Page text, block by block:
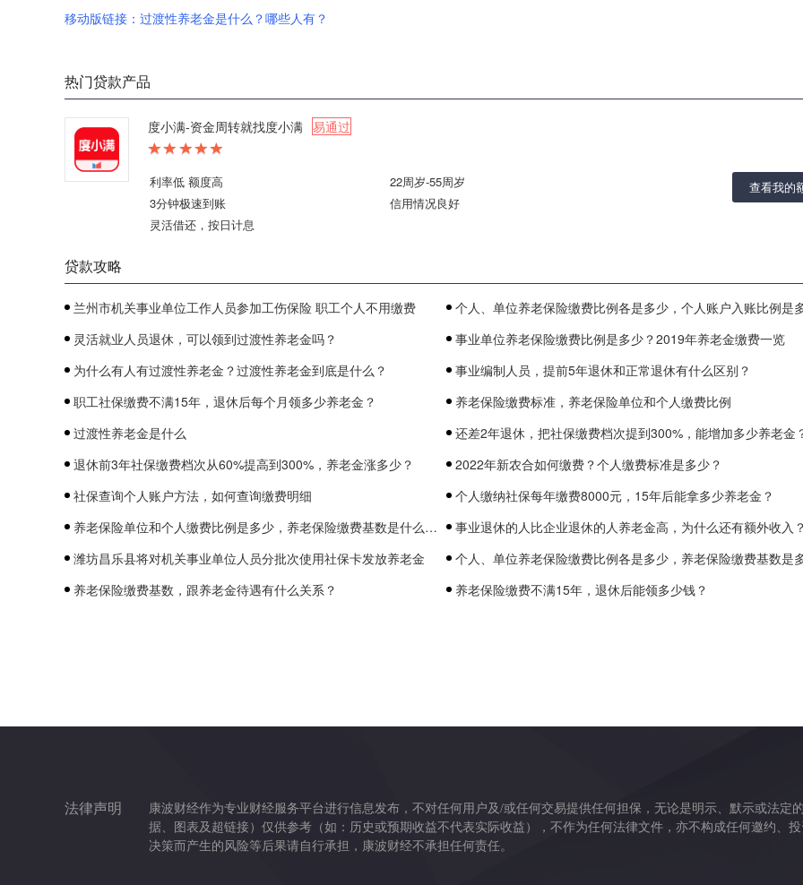
移动版链接：过渡性养老金是什么？哪些人有？
热门贷款产品
度小满-资金周转就找度小满 易通过
利率低 额度高
3分钟极速到账
灵活借还，按日计息
22周岁-55周岁
信用情况良好
查看我的
贷款攻略
兰州市机关事业单位工作人员参加工伤保险 职工个人不用缴费
个人、单位养老保险缴费比例各是多少，个人账户入账比例是
灵活就业人员退休，可以领到过渡性养老金吗？
事业单位养老保险缴费比例是多少？2019年养老金缴费一览
为什么有人有过渡性养老金？过渡性养老金到底是什么？
事业编制人员，提前5年退休和正常退休有什么区别？
职工社保缴费不满15年，退休后每个月领多少养老金？
养老保险缴费标准，养老保险单位和个人缴费比例
过渡性养老金是什么
还差2年退休，把社保缴费档次提到300%，能增加多少养老金
退休前3年社保缴费档次从60%提高到300%，养老金涨多少？
2022年新农合如何缴费？个人缴费标准是多少？
社保查询个人账户方法，如何查询缴费明细
个人缴纳社保每年缴费8000元，15年后能拿多少养老金？
养老保险单位和个人缴费比例是多少，养老保险缴费基数是什么意思
事业退休的人比企业退休的人养老金高，为什么还有额外收入？
潍坊昌乐县将对机关事业单位人员分批次使用社保卡发放养老金
个人、单位养老保险缴费比例各是多少，养老保险缴费基数是
养老保险缴费基数，跟养老金待遇有什么关系？
养老保险缴费不满15年，退休后能领多少钱？
法律声明
康波财经作为专业财经服务平台进行信息发布，不对任何用户及/或任何交易提供任何担保，无论是明示、默示或法定
据、图表及超链接）仅供参考（如：历史或预期收益不代表实际收益），不作为任何法律文件，亦不构成任何邀约、
决策而产生的风险等后果请自行承担，康波财经不承担任何责任。